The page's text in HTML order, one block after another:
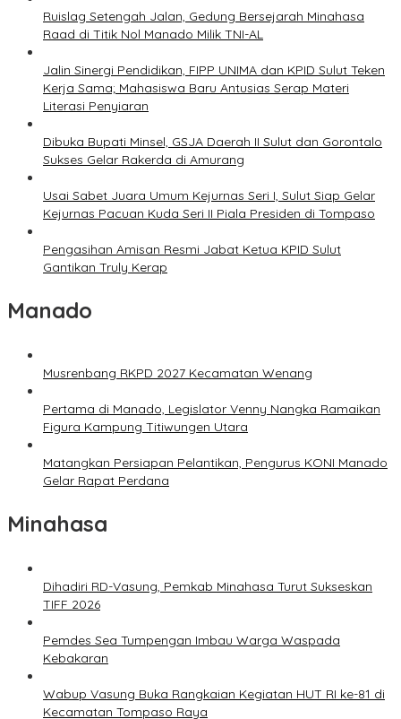
Ruislag Setengah Jalan, Gedung Bersejarah Minahasa
Raad di Titik Nol Manado Milik TNI-AL
Jalin Sinergi Pendidikan, FIPP UNIMA dan KPID Sulut Teken
Kerja Sama; Mahasiswa Baru Antusias Serap Materi
Literasi Penyiaran
Dibuka Bupati Minsel, GSJA Daerah II Sulut dan Gorontalo
Sukses Gelar Rakerda di Amurang
Usai Sabet Juara Umum Kejurnas Seri I, Sulut Siap Gelar
Kejurnas Pacuan Kuda Seri II Piala Presiden di Tompaso
Pengasihan Amisan Resmi Jabat Ketua KPID Sulut
Gantikan Truly Kerap
Manado
Musrenbang RKPD 2027 Kecamatan Wenang
Pertama di Manado, Legislator Venny Nangka Ramaikan
Figura Kampung Titiwungen Utara
Matangkan Persiapan Pelantikan, Pengurus KONI Manado
Gelar Rapat Perdana
Minahasa
Dihadiri RD-Vasung, Pemkab Minahasa Turut Sukseskan
TIFF 2026
Pemdes Sea Tumpengan Imbau Warga Waspada
Kebakaran
Wabup Vasung Buka Rangkaian Kegiatan HUT RI ke-81 di
Kecamatan Tompaso Raya